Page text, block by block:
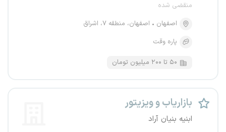
منقضی شده
اصفهان
اصفهان، منطقه ۷، اشراق
پاره وقت
۵۰ تا ۲۰۰ میلیون تومان
بازاریاب و ویزیتور
ابنیه بنیان آراد